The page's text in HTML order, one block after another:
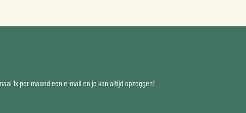
1x per maand een e-mail en je kan altijd opzeggen!